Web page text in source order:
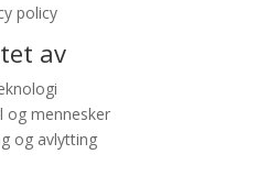
policy
av
og mennesker
og avlytting